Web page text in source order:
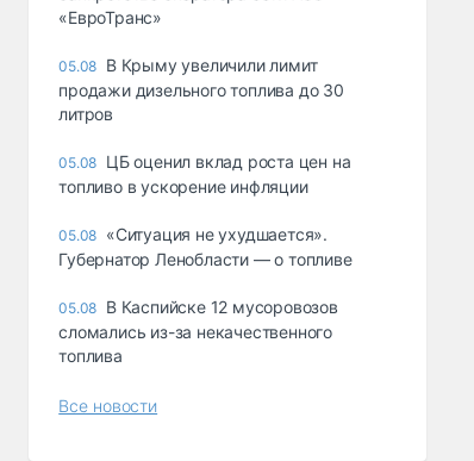
«ЕвроТранс»
05.08 В Крыму увеличили лимит
продажи дизельного топлива до 30
литров
05.08 ЦБ оценил вклад роста цен на
топливо в ускорение инфляции
05.08 «Ситуация не ухудшается».
Губернатор Ленобласти — о топливе
05.08 В Каспийске 12 мусоровозов
сломались из-за некачественного
топлива
Все новости